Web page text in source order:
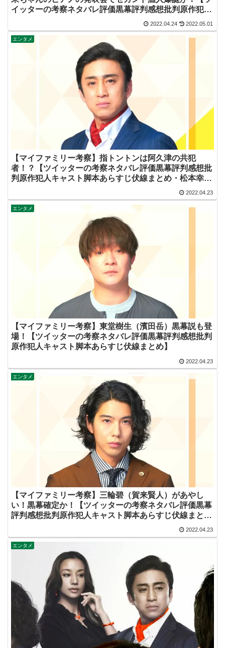
イッターの考察ネタバレ評価黒幕評判感想批判原作犯人
2022.04.24 2022.05.01
エンタメ
【マイファミリー考察】指トントンは阿久津の共犯
者！？【ツイッターの考察ネタバレ評価黒幕評判感想批
判原作犯人キャスト脚本あらすじ伏線まとめ・松本幸四
2022.04.23
エンタメ
【マイファミリー考察】東堂樹生（濱田岳）黒幕説も登
場！【ツイッターの考察ネタバレ評価黒幕評判感想批判
原作犯人キャスト脚本あらすじ伏線まとめ】
2022.04.23
エンタメ
【マイファミリー考察】三輪碧（賀来賢人）があやし
い！黒幕確定か！【ツイッターの考察ネタバレ評価黒幕
評判感想批判原作犯人キャスト脚本あらすじ伏線まと
2022.04.23
エンタメ